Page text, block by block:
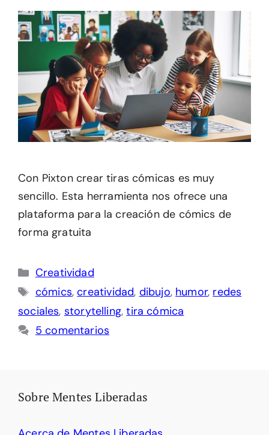
Con Pixton crear tiras cómicas es muy
sencillo. Esta herramienta nos ofrece una
plataforma para la creación de cómics de
forma gratuita
Categorías
Creatividad
Etiquetas
cómics,creatividad, dibujo, humor, redes
sociales, storytelling,tira cómica
5 comentarios
Sobre Mentes Liberadas